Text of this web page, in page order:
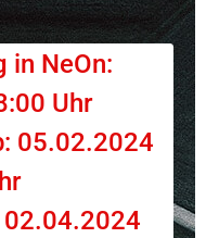
in NeOn:
Uhr
05.02.2024
02.04.2024